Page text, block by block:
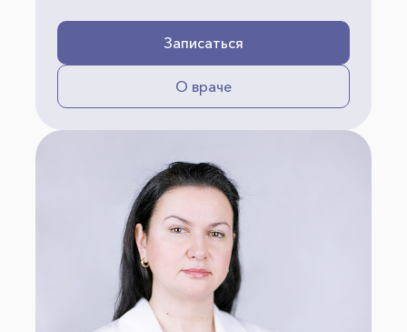
Записаться
О враче